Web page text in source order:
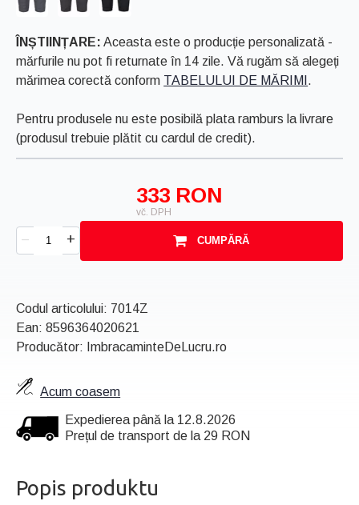
ÎNȘTIINȚARE: Aceasta este o producție personalizată -
mărfurile nu pot fi returnate în 14 zile. Vă rugăm să alegeți
mărimea corectă conform TABELULUI DE MĂRIMI .
Pentru produsele nu este posibilă plata ramburs la livrare
(produsul trebuie plătit cu cardul de credit).
333 RON
vč. DPH
– + CUMPĂRĂ
Codul articolului: 7014Z
Ean:8596364020621
Producător: ImbracaminteDeLucru.ro
Acum coasem
Expedierea până la 12.8.2026
Prețul de transport de la 29 RON
Popis produktu